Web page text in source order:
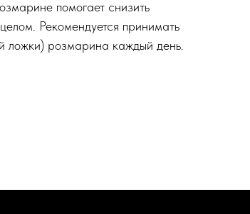
помогает снизить
Рекомендуется принимать
ложки) розмарина каждый день.